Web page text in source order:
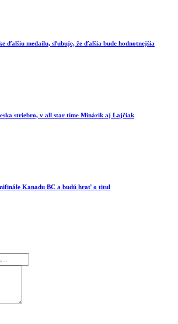
ďalšiu medailu, sľubuje, že ďalšia bude hodnotnejšia
striebro, v all star tíme Minárik aj Lajčiak
Kanadu BC a budú hrať o titul